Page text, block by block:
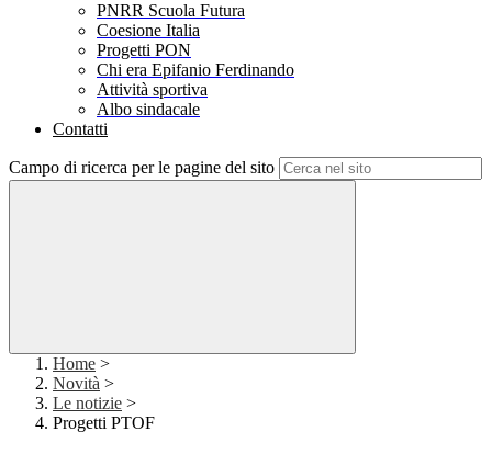
PNRR Scuola Futura
Coesione Italia
Progetti PON
Chi era Epifanio Ferdinando
Attività sportiva
Albo sindacale
Contatti
Campo di ricerca per le pagine del sito
Home >
Novità >
Le notizie >
Progetti PTOF